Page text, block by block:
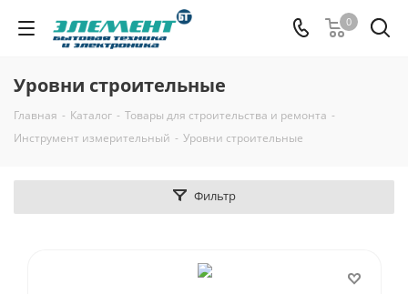
0
Уровни строительные
Главная - Каталог - Товары для строительства и ремонта -
Инструмент измерительный - Уровни строительные
Фильтр